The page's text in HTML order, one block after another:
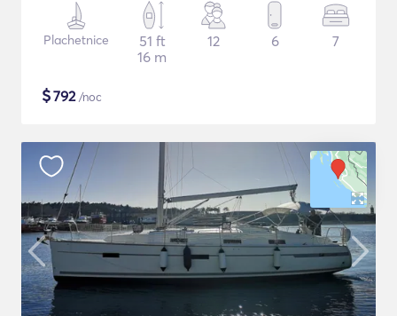
Plachetnice
51 ft
16 m
12 6 7
$792/noc